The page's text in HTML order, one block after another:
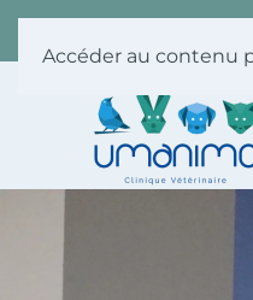
Accéder au contenu
04/358 53